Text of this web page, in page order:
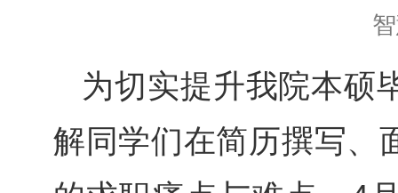
为切实提升我院本硕
解同学们在简历撰写、